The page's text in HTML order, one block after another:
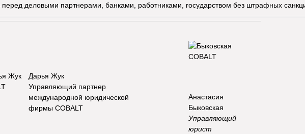
перед деловыми партнерами, банками, работниками, государством без штрафных
Дарья Жук
​​Управляющий партнер
международной юридической
фирмы COBALT
Анастасия
Быковская
Управляющий
юрист